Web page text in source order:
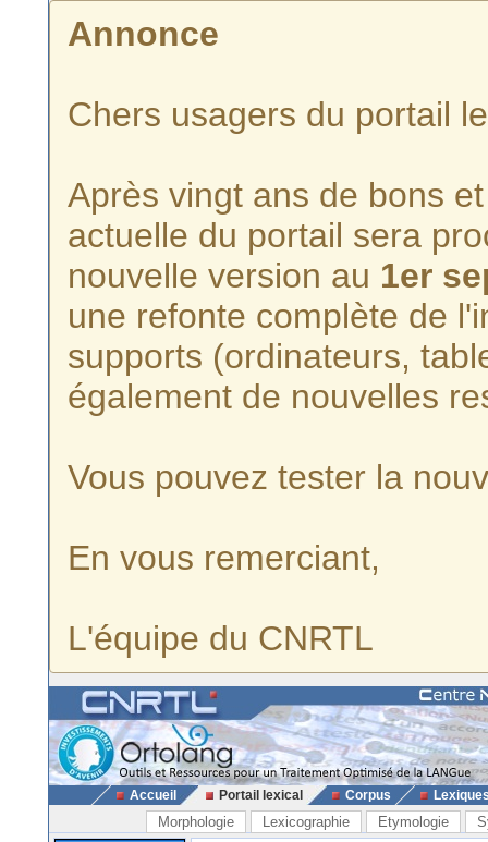
Annonce
Chers usagers du portail
Après vingt ans de bons
actuelle du portail sera
nouvelle version au 1er
une refonte complète de
supports (ordinateurs,
également de nouvelles
Vous pouvez tester la
En vous remerciant,
L'équipe du CNRTL
Accueil Portail lexical Corpus
Morphologie Lexicographie Etymologie